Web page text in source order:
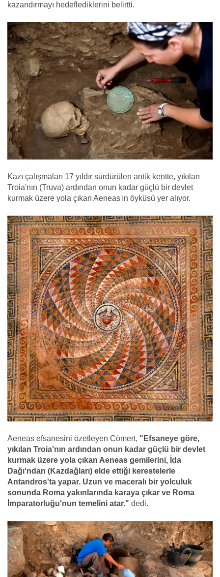
kazandırmayı hedeflediklerini belirtti.
Kazı çalışmaları 17 yıldır sürdürülen antik kentte, yıkılan
Troia'nın (Truva) ardından onun kadar güçlü bir devlet
kurmak üzere yola çıkan Aeneas'ın öyküsü yer alıyor.
Aeneas efsanesini özetleyen Cömert, "Efsaneye göre,
yıkılan Troia'nın ardından onun kadar güçlü bir devlet
kurmak üzere yola çıkan Aeneas gemilerini, İda
Dağı'ndan (Kazdağları) elde ettiği kerestelerle
Antandros'ta yapar. Uzun ve maceralı bir yolculuk
sonunda Roma yakınlarında karaya çıkar ve Roma
İmparatorluğu'nun temelini atar." dedi.